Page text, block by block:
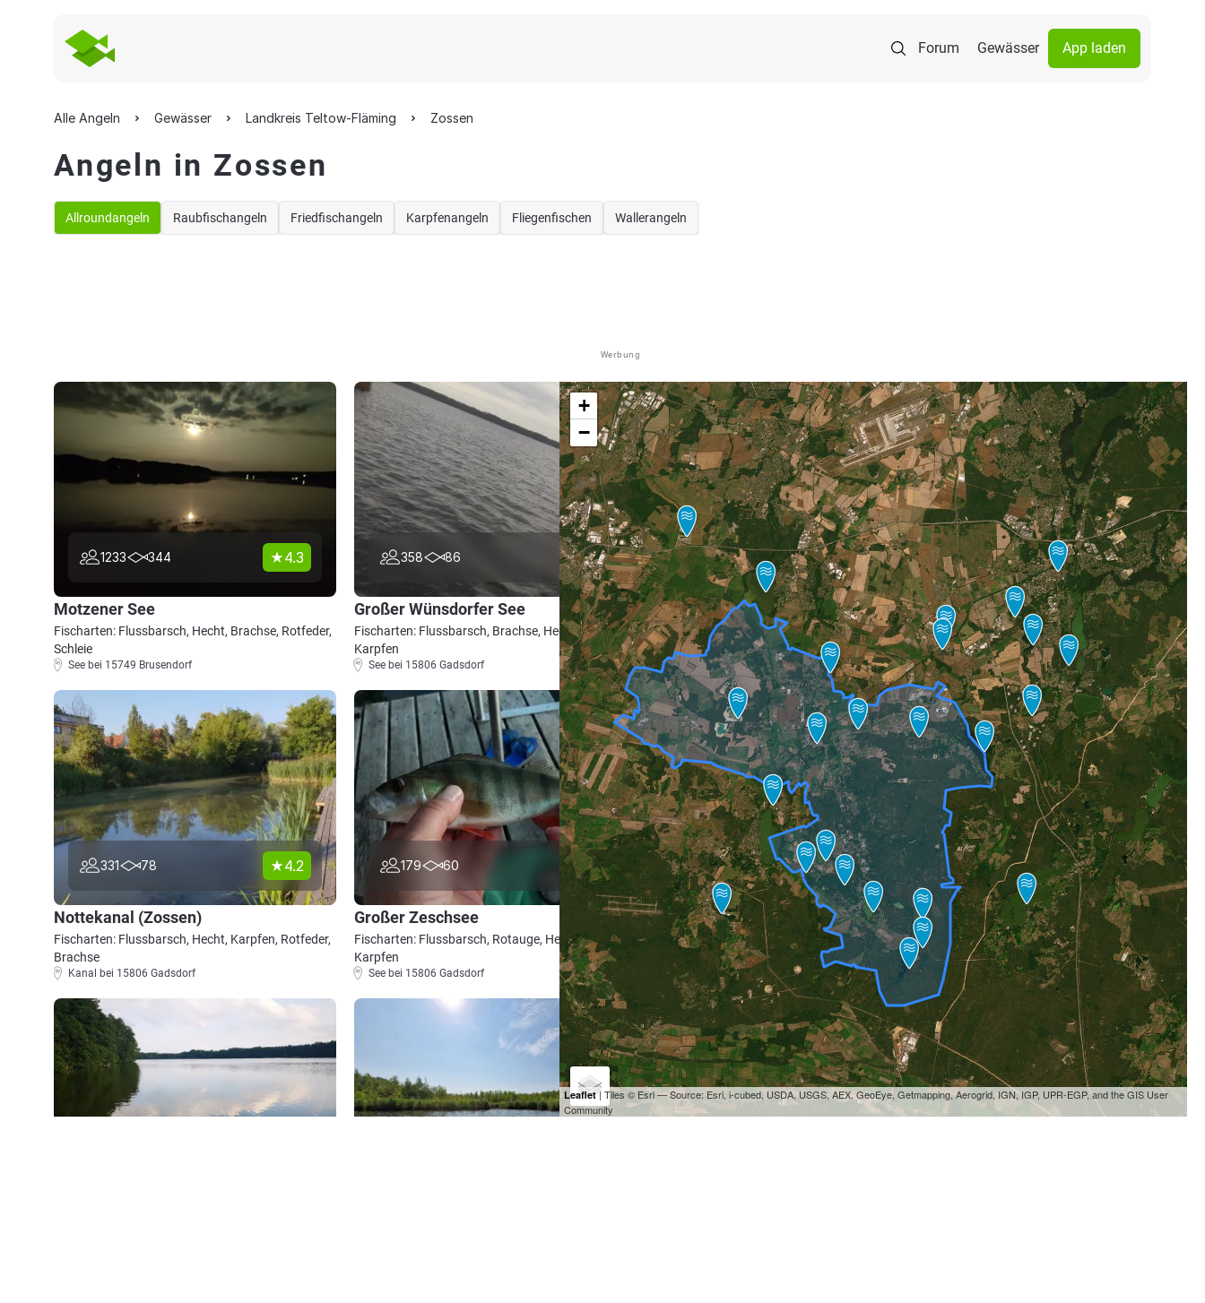
Forum Gewässer App laden
Alle Angeln Gewässer Landkreis Teltow-Fläming Zossen
Angeln in Zossen
Allroundangeln Raubfischangeln Friedfischangeln Karpfenangeln Fliegenfischen Wallerangeln
Werbung
1233 344 4.3
Motzener See
Fischarten: Flussbarsch, Hecht, Brachse, Rotfeder,
Schleie
See bei 15749 Brusendorf
358 86 4.5
Großer Wünsdorfer See
Fischarten: Flussbarsch, Brachse, Hecht, Zander,
Karpfen
See bei 15806 Gadsdorf
331 78 4.2
Nottekanal (Zossen)
Fischarten: Flussbarsch, Hecht, Karpfen, Rotfeder,
Brachse
Kanal bei 15806 Gadsdorf
179 60 4.4
Großer Zeschsee
Fischarten: Flussbarsch, Rotauge, Hecht, Schleie,
Karpfen
See bei 15806 Gadsdorf
+
−
Leaflet| Tiles © Esri — Source: Esri, i-cubed, USDA, USGS, AEX, GeoEye, Getmapping, Aerogrid, IGN, IGP, UPR-EGP, and the GIS User
Community